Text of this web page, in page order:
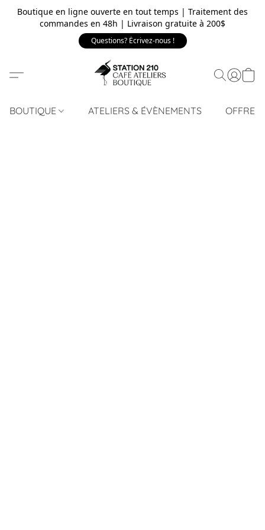
Boutique en ligne ouverte en tout temps | Traitement des
commandes en 48h | Livraison gratuite à 200$
Questions? Écrivez-nous !
BOUTIQUE ATELIERS & ÉVÈNEMENTS OFFRE